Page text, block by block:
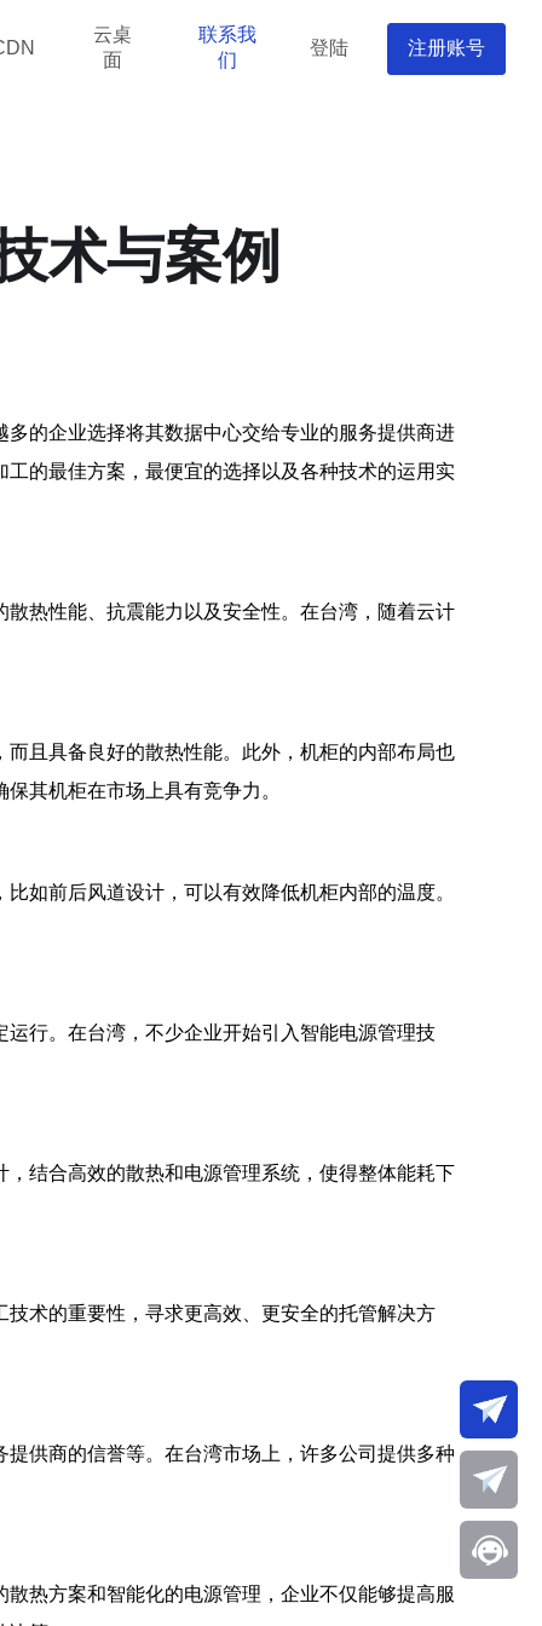
云桌
面
联系我
们
登陆 注册账号
术与案例
的企业选择将其数据中心交给专业的服务提供商进
工的最佳方案，最便宜的选择以及各种技术的运用实
热性能、抗震能力以及安全性。在台湾，随着云计
且具备良好的散热性能。此外，机柜的内部布局也
其机柜在市场上具有竞争力。
如前后风道设计，可以有效降低机柜内部的温度。
行。在台湾，不少企业开始引入智能电源管理技
结合高效的散热和电源管理系统，使得整体能耗下
技术的重要性，寻求更高效、更安全的托管解决方
供商的信誉等。在台湾市场上，许多公司提供多种
热方案和智能化的电源管理，企业不仅能够提高服